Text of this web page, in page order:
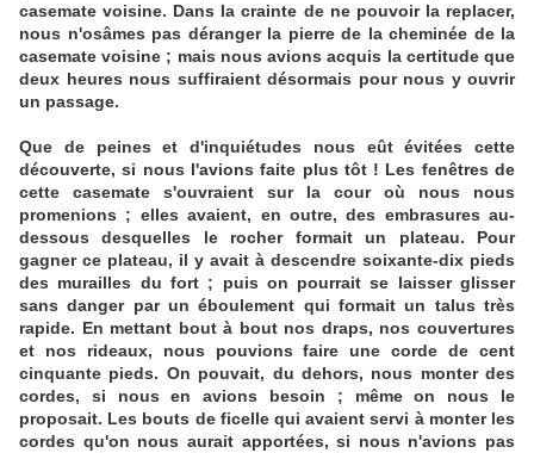
casemate voisine. Dans la crainte de ne pouvoir la replacer,
nous n'osâmes pas déranger la pierre de la cheminée de la
casemate voisine ; mais nous avions acquis la certitude que
deux heures nous suffiraient désormais pour nous y ouvrir
un passage.
Que de peines et d'inquiétudes nous eût évitées cette
découverte, si nous l'avions faite plus tôt ! Les fenêtres de
cette casemate s'ouvraient sur la cour où nous nous
promenions ; elles avaient, en outre, des embrasures au-
dessous desquelles le rocher formait un plateau. Pour
gagner ce plateau, il y avait à descendre soixante-dix pieds
des murailles du fort ; puis on pourrait se laisser glisser
sans danger par un éboulement qui formait un talus très
rapide. En mettant bout à bout nos draps, nos couvertures
et nos rideaux, nous pouvions faire une corde de cent
cinquante pieds. On pouvait, du dehors, nous monter des
cordes, si nous en avions besoin ; même on nous le
proposait. Les bouts de ficelle qui avaient servi à monter les
cordes qu'on nous aurait apportées, si nous n'avions pas